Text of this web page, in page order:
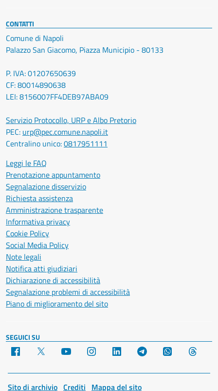
CONTATTI
Comune di Napoli
Palazzo San Giacomo, Piazza Municipio - 80133
P. IVA: 01207650639
CF: 80014890638
LEI: 8156007FF4DEB97ABA09
Servizio Protocollo, URP e Albo Pretorio
PEC: urp@pec.comune.napoli.it
Centralino unico:0817951111
Leggi le FAQ
Prenotazione appuntamento
Segnalazione disservizio
Richiesta assistenza
Amministrazione trasparente
Informativa privacy
Cookie Policy
Social Media Policy
Note legali
Notifica atti giudiziari
Dichiarazione di accessibilità
Segnalazione problemi di accessibilità
Piano di miglioramento del sito
SEGUICI SU
Facebook YouTube Instagram LinkedIn Telegram WhatsApp
Sito di archivio Crediti Mappa del sito